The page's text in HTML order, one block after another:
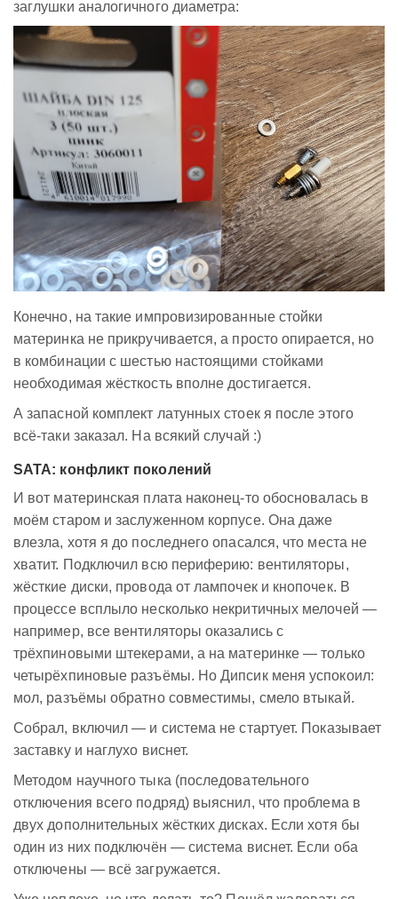
заглушки аналогичного диаметра:
Конечно, на такие импровизированные стойки
материнка не прикручивается, а просто опирается, но
в комбинации с шестью настоящими стойками
необходимая жёсткость вполне достигается.
А запасной комплект латунных стоек я после этого
всё-таки заказал. На всякий случай :)
SATA: конфликт поколений
И вот материнская плата наконец-то обосновалась в
моём старом и заслуженном корпусе. Она даже
влезла, хотя я до последнего опасался, что места не
хватит. Подключил всю периферию: вентиляторы,
жёсткие диски, провода от лампочек и кнопочек. В
процессе всплыло несколько некритичных мелочей —
например, все вентиляторы оказались с
трёхпиновыми штекерами, а на материнке — только
четырёхпиновые разъёмы. Но Дипсик меня успокоил:
мол, разъёмы обратно совместимы, смело втыкай.
Собрал, включил — и система не стартует. Показывает
заставку и наглухо виснет.
Методом научного тыка (последовательного
отключения всего подряд) выяснил, что проблема в
двух дополнительных жёстких дисках. Если хотя бы
один из них подключён — система виснет. Если оба
отключены — всё загружается.